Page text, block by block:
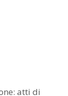
atti di